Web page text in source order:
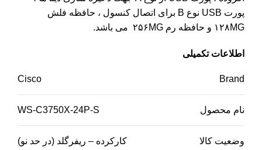
پورت USB نوع B برای اتصال کنسول ، حافظه فلش
۱۲۸MG و حافظه رم ۲۵۶MG می باشد.
اطلاعات تکمیلی
Brand
Cisco
نام محصول WS-C3750X-24P-S
وضعیت کالا کارکرده – ریفرگلد (در حد نو)